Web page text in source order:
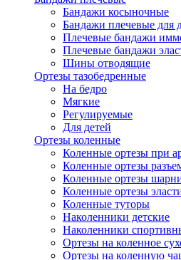
Бандажи косыночные
Бандажи плечевые для
Плечевые бандажи
Плечевые бандажи
Шины отводящие
Ортезы тазобедренные
На бедро
Мягкие
Регулируемые
Для детей
Ортезы коленные
Коленные ортезы при
Коленные ортезы
Коленные ортезы
Коленные ортезы
Коленные туторы
Наколенники детские
Наколенники
Ортезы на коленное
Ортезы на коленную